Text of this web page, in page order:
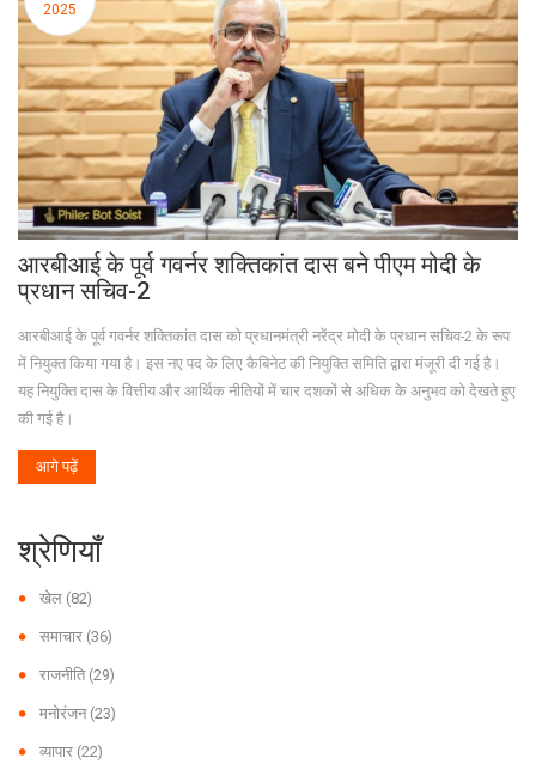
2025
आरबीआई के पूर्व गवर्नर शक्तिकांत दास बने पीएम मोदी के
प्रधान सचिव-2
आरबीआई के पूर्व गवर्नर शक्तिकांत दास को प्रधानमंत्री नरेंद्र मोदी के प्रधान सचिव-2 के रूप
में नियुक्त किया गया है। इस नए पद के लिए कैबिनेट की नियुक्ति समिति द्वारा मंजूरी दी गई है।
यह नियुक्ति दास के वित्तीय और आर्थिक नीतियों में चार दशकों से अधिक के अनुभव को देखते हुए
की गई है।
आगे पढ़ें
श्रेणियाँ
खेल (82)
समाचार (36)
राजनीति (29)
मनोरंजन (23)
व्यापार (22)